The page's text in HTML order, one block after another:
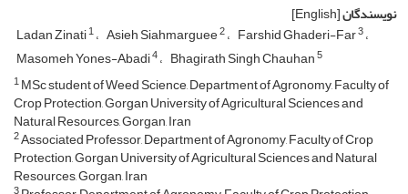
نویسندگان[English]
Ladan Zinati1 Asieh Siahmarguee2 Farshid Ghaderi-Far3
Masomeh Yones-Abadi4 Bhagirath Singh Chauhan5
1MSc student of Weed Science, Department of Agronomy, Faculty of
Crop Protection, Gorgan University of Agricultural Sciences and
Natural Resources, Gorgan, Iran
2Associated Professor, Department of Agronomy, Faculty of Crop
Protection, Gorgan University of Agricultural Sciences and Natural
Resources, Gorgan, Iran